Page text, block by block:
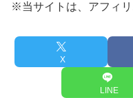
※当サイトは、アフィリ
X
LINE